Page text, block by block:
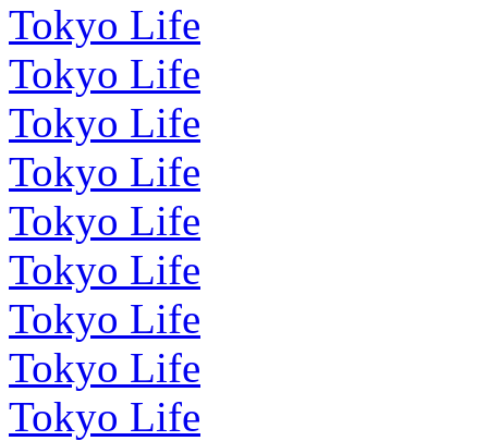
Tokyo Life
Tokyo Life
Tokyo Life
Tokyo Life
Tokyo Life
Tokyo Life
Tokyo Life
Tokyo Life
Tokyo Life